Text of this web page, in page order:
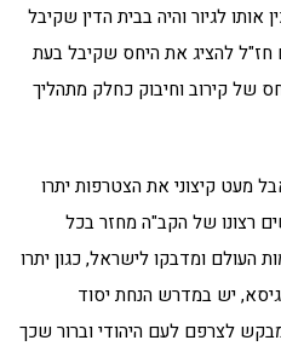
לגיור והיה בבית הדין שקיבל
חז"ל להציג את היחס שקיבל בעת
של קירוב וחיבוק כחלק מתהליך
מעט קיצוני את הצטרפות יתרו
רצונו של הקב"ה מחזר בכל
העולם ומדבקו לישראל, כגון יתרו
יש במדרש הנחת יסוד
לצרפם לעם היהודי וברור שכך